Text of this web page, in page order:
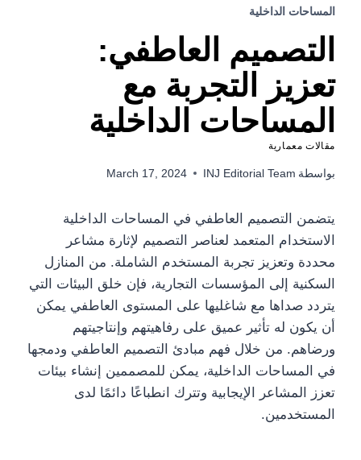
المساحات الداخلية
التصميم العاطفي:
تعزيز التجربة مع
المساحات الداخلية
مقالات معمارية
بواسطة INJ Editorial Team
March 17, 2024
يتضمن التصميم العاطفي في المساحات الداخلية
الاستخدام المتعمد لعناصر التصميم لإثارة مشاعر
محددة وتعزيز تجربة المستخدم الشاملة. من المنازل
السكنية إلى المؤسسات التجارية، فإن خلق البيئات التي
يتردد صداها مع شاغليها على المستوى العاطفي يمكن
أن يكون له تأثير عميق على رفاهيتهم وإنتاجيتهم
ورضاهم. من خلال فهم مبادئ التصميم العاطفي ودمجها
في المساحات الداخلية، يمكن للمصممين إنشاء بيئات
تعزز المشاعر الإيجابية وتترك انطباعًا دائمًا لدى
المستخدمين.